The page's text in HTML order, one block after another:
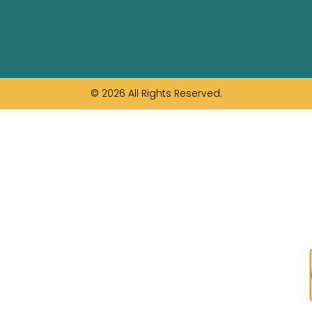
© 2026 All Rights Reserved.